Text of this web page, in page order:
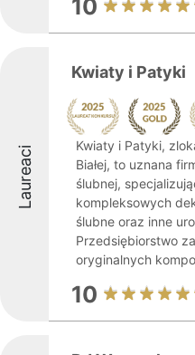
10
Laureaci
Kwiaty i Patyki
Kwiaty i Patyki,
Białej, to uznana
ślubnej,
kompleksowych
ślubne oraz inne
Przedsiębiorstwo
oryginalnych
10